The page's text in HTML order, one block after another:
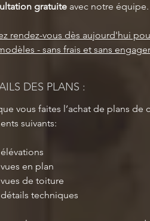
gratuite avec notre équipe.
rendez-vous dès aujourd'hui
- sans frais et sans
DES PLANS :
vous faites l’achat de plans
suivants:
en plan
vues de toiture
détails techniques